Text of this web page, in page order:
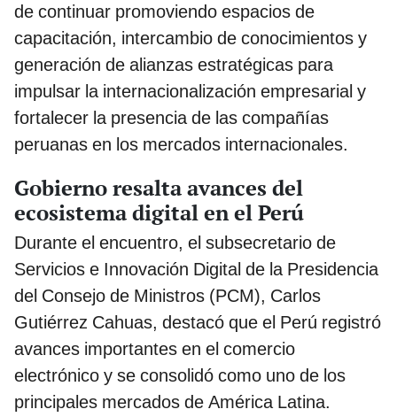
de continuar promoviendo espacios de
capacitación, intercambio de conocimientos y
generación de alianzas estratégicas para
impulsar la internacionalización empresarial y
fortalecer la presencia de las compañías
peruanas en los mercados internacionales.
Gobierno resalta avances del
ecosistema digital en el Perú
Durante el encuentro, el subsecretario de
Servicios e Innovación Digital de la Presidencia
del Consejo de Ministros (PCM), Carlos
Gutiérrez Cahuas, destacó que el Perú registró
avances importantes en el comercio
electrónico y se consolidó como uno de los
principales mercados de América Latina.